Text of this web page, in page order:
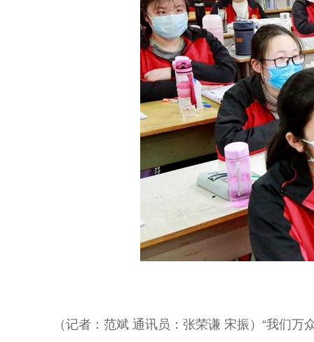
（记者：范斌 通讯员：张荣谦 宋振）“我们